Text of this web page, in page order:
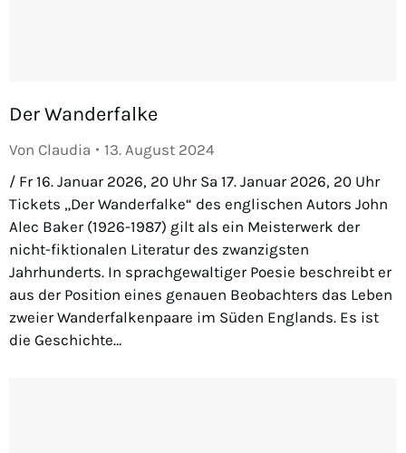
Der Wanderfalke
Von Claudia
13. August 2024
/ Fr 16. Januar 2026, 20 Uhr Sa 17. Januar 2026, 20 Uhr
Tickets „Der Wanderfalke“ des englischen Autors John
Alec Baker (1926-1987) gilt als ein Meisterwerk der
nicht-fiktionalen Literatur des zwanzigsten
Jahrhunderts. In sprachgewaltiger Poesie beschreibt er
aus der Position eines genauen Beobachters das Leben
zweier Wanderfalkenpaare im Süden Englands. Es ist
die Geschichte…